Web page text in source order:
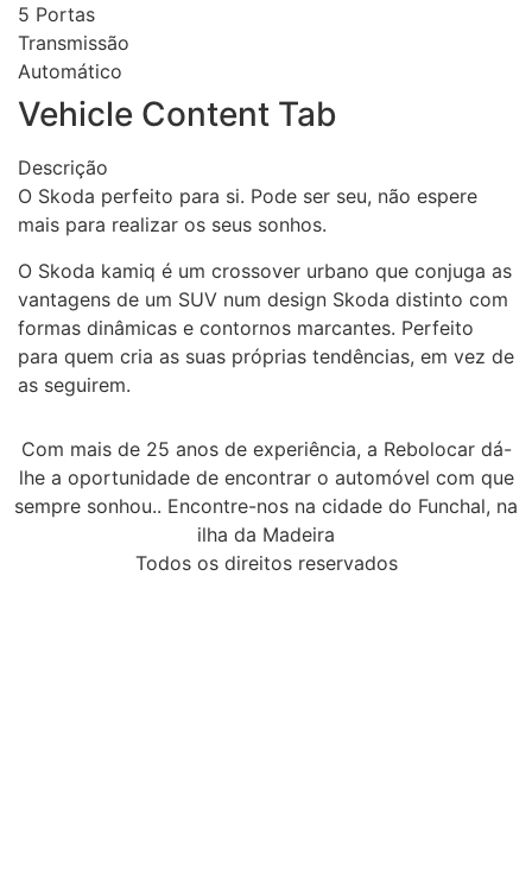
5 Portas
Transmissão
Automático
Vehicle Content Tab
Descrição
O Skoda perfeito para si. Pode ser seu, não espere
mais para realizar os seus sonhos.
O Skoda kamiq é um crossover urbano que conjuga as
vantagens de um SUV num design Skoda distinto com
formas dinâmicas e contornos marcantes. Perfeito
para quem cria as suas próprias tendências, em vez de
as seguirem.
Com mais de 25 anos de experiência, a Rebolocar dá-
lhe a oportunidade de encontrar o automóvel com que
sempre sonhou.. Encontre-nos na cidade do Funchal, na
ilha da Madeira
Todos os direitos reservados